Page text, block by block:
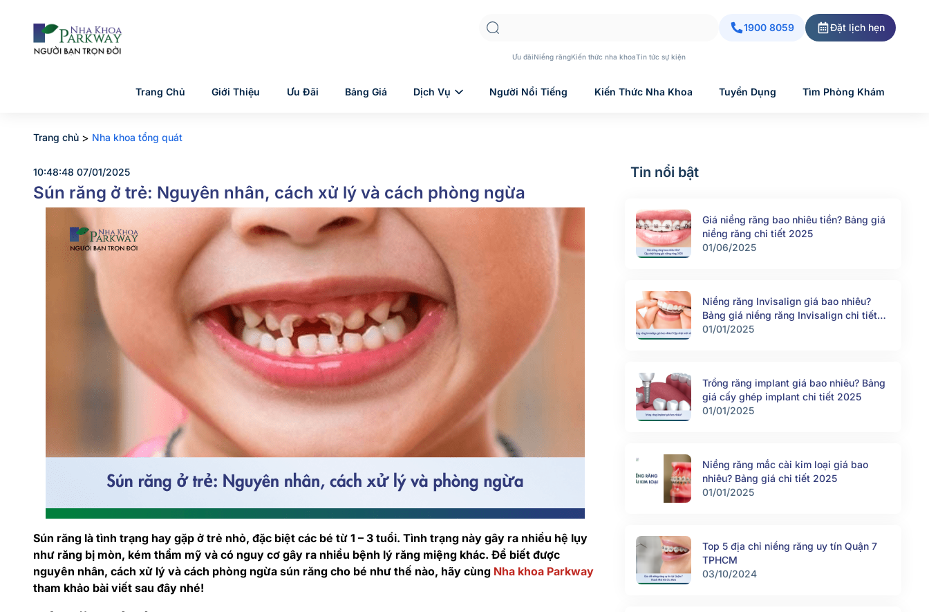
Ưu đãiNiềng răngKiến thức nha khoaTin tức sự kiện
1900 8059 Đặt lịch hẹn
Trang Chủ Giới Thiệu Ưu Đãi Bảng Giá Dịch Vụ Người Nổi Tiếng Kiến Thức Nha Khoa Tuyển Dụng Tìm Phòng Khám
Trang chủ > Nha khoa tổng quát
10:48:48 07/01/2025
Sún răng ở trẻ: Nguyên nhân, cách xử lý và cách phòng ngừa
Sún răng là tình trạng hay gặp ở trẻ nhỏ, đặc biệt các bé từ 1 – 3 tuổi. Tình trạng này gây ra nhiều hệ lụy
như răng bị mòn, kém thẩm mỹ và có nguy cơ gây ra nhiều bệnh lý răng miệng khác. Để biết được
nguyên nhân, cách xử lý và cách phòng ngừa sún răng cho bé như thế nào, hãy cùng Nha khoa Parkway
tham khảo bài viết sau đây nhé!
Tin nổi bật
Giá niềng răng bao nhiêu tiền? Bảng giá
niềng răng chi tiết 2025
01/06/2025
Niềng răng Invisalign giá bao nhiêu?
Bảng giá niềng răng Invisalign chi tiết
2025
01/01/2025
Trồng răng implant giá bao nhiêu? Bảng
giá cấy ghép implant chi tiết 2025
01/01/2025
Niềng răng mắc cài kim loại giá bao
nhiêu? Bảng giá chi tiết 2025
01/01/2025
Top 5 địa chỉ niềng răng uy tín Quận 7
TPHCM
03/10/2024